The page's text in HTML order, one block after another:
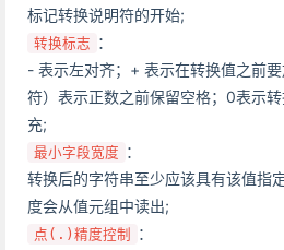
标记转换说明符的开始;
转换标志 ：
- 表示左对齐；+ 表示在转换值之前要
符）表示正数之前保留空格；0表示
充;
最小字段宽度 ：
转换后的字符串至少应该具有该值指
度会从值元组中读出;
点(.)精度控制
：